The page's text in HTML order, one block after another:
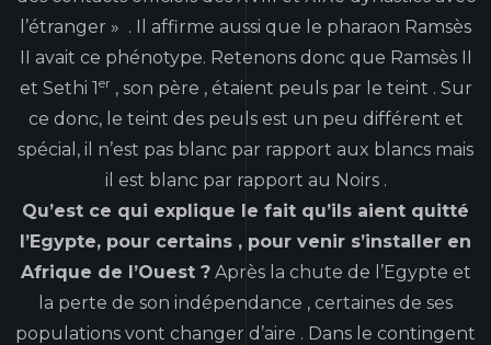
l’étranger » . Il affirme aussi que le pharaon Ramsès
II avait ce phénotype. Retenons donc que Ramsès II
et Sethi 1er, son père , étaient peuls par le teint . Sur
ce donc, le teint des peuls est un peu différent et
spécial, il n’est pas blanc par rapport aux blancs mais
il est blanc par rapport au Noirs .
Qu’est ce qui explique le fait qu’ils aient quitté
l’Egypte, pour certains , pour venir s’installer en
Afrique de l’Ouest ?Après la chute de l’Egypte et
la perte de son indépendance , certaines de ses
populations vont changer d’aire . Dans le contingent